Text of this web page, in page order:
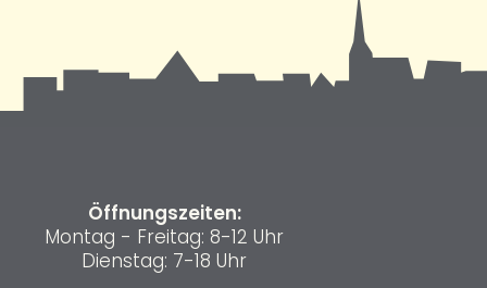
Öffnungszeiten:
Montag - Freitag: 8-12 Uhr
Dienstag: 7-18 Uhr